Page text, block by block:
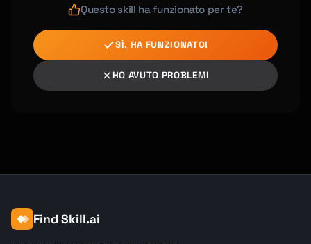
Questo skill ha funzionato per te?
SÌ, HA FUNZIONATO!
HO AVUTO PROBLEMI
Find Skill.ai